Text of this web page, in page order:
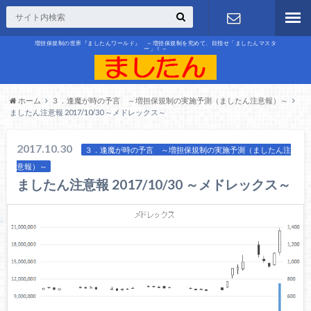
増担保規制の世界『ましたんワールド』 ～増担保規制を究めて、目指せ「ましたんマスタ
ー」！～
お問合せ
ホーム
３．逢魔が時の予言 ～増担保規制の実施予測（ましたん注意報）～
ましたん注意報 2017/10/30 ～メドレックス～
2017.10.30
３．逢魔が時の予言 ～増担保規制の実施予測（ましたん注
意報）～
ましたん注意報 2017/10/30 ～メドレックス～